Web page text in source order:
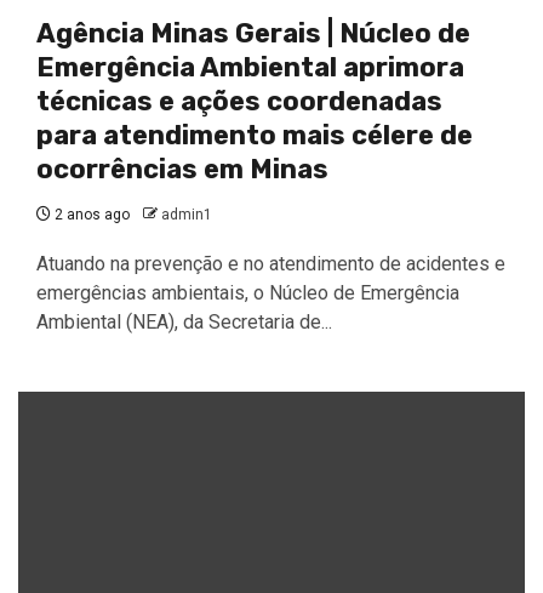
Agência Minas Gerais | Núcleo de
Emergência Ambiental aprimora
técnicas e ações coordenadas
para atendimento mais célere de
ocorrências em Minas
2 anos ago admin1
Atuando na prevenção e no atendimento de acidentes e
emergências ambientais, o Núcleo de Emergência
Ambiental (NEA), da Secretaria de...